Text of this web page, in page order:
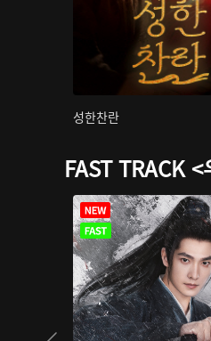
성한찬란
FAST TRACK <